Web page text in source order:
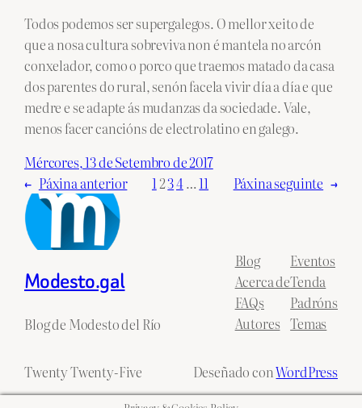
Todos podemos ser supergalegos. O mellor xeito de
que a nosa cultura sobreviva non é mantela no arcón
conxelador, como o porco que traemos matado da casa
dos parentes do rural, senón facela vivir día a día e que
medre e se adapte ás mudanzas da sociedade. Vale,
menos facer cancións de electrolatino en galego.
Mércores, 13 de Setembro de 2017
← Páxina anterior 1234…11 Páxina seguinte →
Modesto.gal
Blog de Modesto del Río
Blog
Acerca de
FAQs
Autores
Eventos
Tenda
Padróns
Temas
Twenty Twenty-Five Deseñado conWordPress